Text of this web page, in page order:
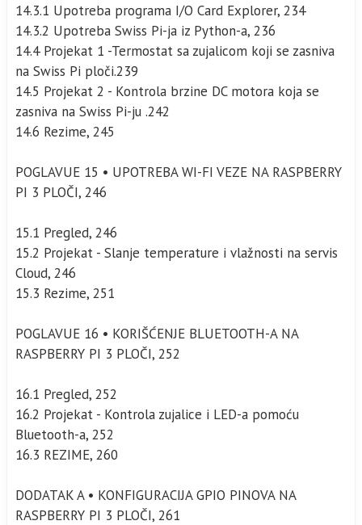
14.3.1 Upotreba programa I/O Card Explorer, 234
14.3.2 Upotreba Swiss Pi-ja iz Python-a, 236
14.4 Projekat 1 -Termostat sa zujalicom koji se zasniva
na Swiss Pi ploči.239
14.5 Projekat 2 - Kontrola brzine DC motora koja se
zasniva na Swiss Pi-ju .242
14.6 Rezime, 245
POGLAVUE 15 • UPOTREBA WI-FI VEZE NA RASPBERRY
PI 3 PLOČI, 246
15.1 Pregled, 246
15.2 Projekat - Slanje temperature i vlažnosti na servis
Cloud, 246
15.3 Rezime, 251
POGLAVUE 16 • KORIŠĆENJE BLUETOOTH-A NA
RASPBERRY PI 3 PLOČI, 252
16.1 Pregled, 252
16.2 Projekat - Kontrola zujalice i LED-a pomoću
Bluetooth-a, 252
16.3 REZIME, 260
DODATAK A • KONFIGURACIJA GPIO PINOVA NA
RASPBERRY PI 3 PLOČI, 261